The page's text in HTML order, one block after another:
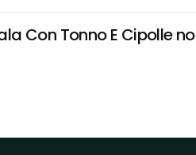
Con Tonno E Cipolle